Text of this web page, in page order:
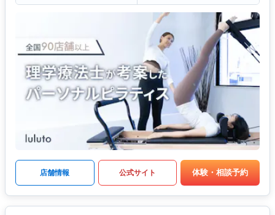
店舗情報 公式サイト 体験・相談予約